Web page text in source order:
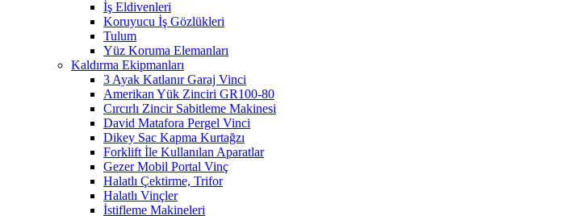
İş Eldivenleri
Koruyucu İş Gözlükleri
Tulum
Yüz Koruma Elemanları
Kaldırma Ekipmanları
3 Ayak Katlanır Garaj Vinci
Amerikan Yük Zinciri GR100-80
Cırcırlı Zincir Sabitleme Makinesi
David Matafora Pergel Vinci
Dikey Sac Kapma Kurtağzı
Forklift İle Kullanılan Aparatlar
Gezer Mobil Portal Vinç
Halatlı Çektirme, Trifor
Halatlı Vinçler
İstifleme Makineleri